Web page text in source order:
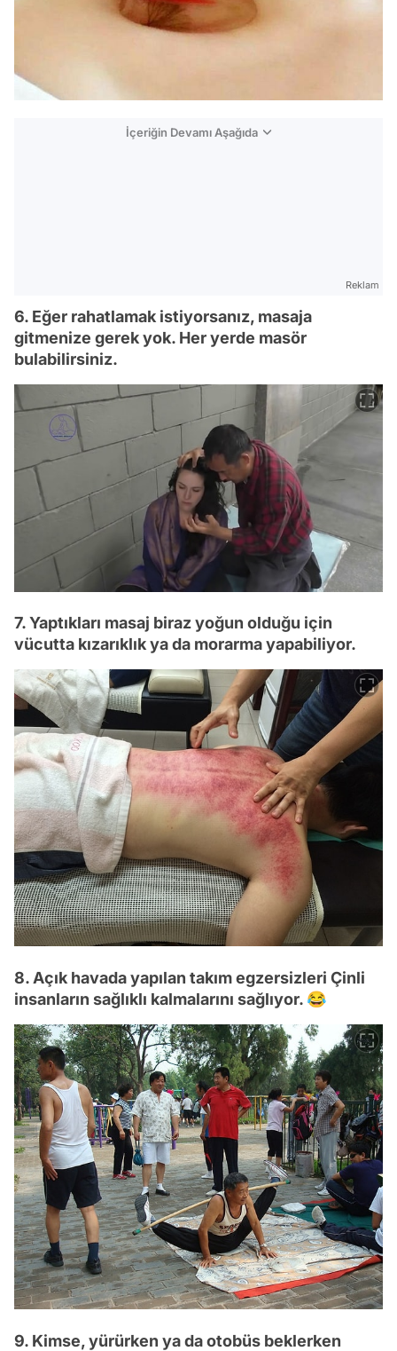
İçeriğin Devamı Aşağıda
Reklam
6. Eğer rahatlamak istiyorsanız, masaja
gitmenize gerek yok. Her yerde masör
bulabilirsiniz.
7. Yaptıkları masaj biraz yoğun olduğu için
vücutta kızarıklık ya da morarma yapabiliyor.
8. Açık havada yapılan takım egzersizleri Çinli
insanların sağlıklı kalmalarını sağlıyor. 😂
9. Kimse, yürürken ya da otobüs beklerken